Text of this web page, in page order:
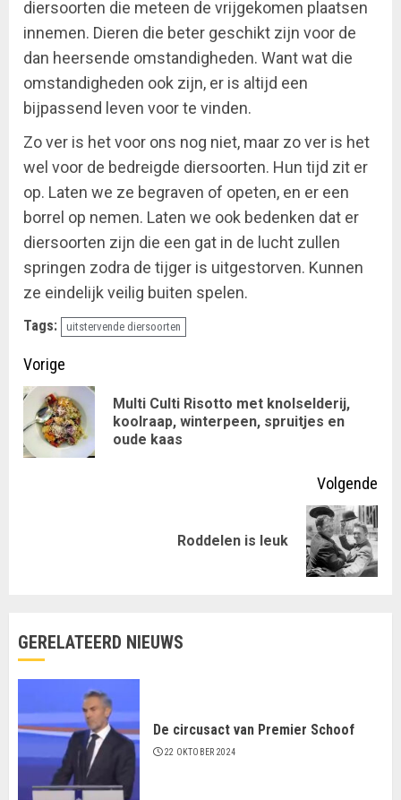
diersoorten die meteen de vrijgekomen plaatsen
innemen. Dieren die beter geschikt zijn voor de
dan heersende omstandigheden. Want wat die
omstandigheden ook zijn, er is altijd een
bijpassend leven voor te vinden.
Zo ver is het voor ons nog niet, maar zo ver is het
wel voor de bedreigde diersoorten. Hun tijd zit er
op. Laten we ze begraven of opeten, en er een
borrel op nemen. Laten we ook bedenken dat er
diersoorten zijn die een gat in de lucht zullen
springen zodra de tijger is uitgestorven. Kunnen
ze eindelijk veilig buiten spelen.
Tags: uitstervende diersoorten
Doorgaan
met
lezen
Vorige
Multi Culti Risotto met knolselderij,
koolraap, winterpeen, spruitjes en
oude kaas
Volgende
Roddelen is leuk
GERELATEERD NIEUWS
De circusact van Premier Schoof
22 OKTOBER 2024